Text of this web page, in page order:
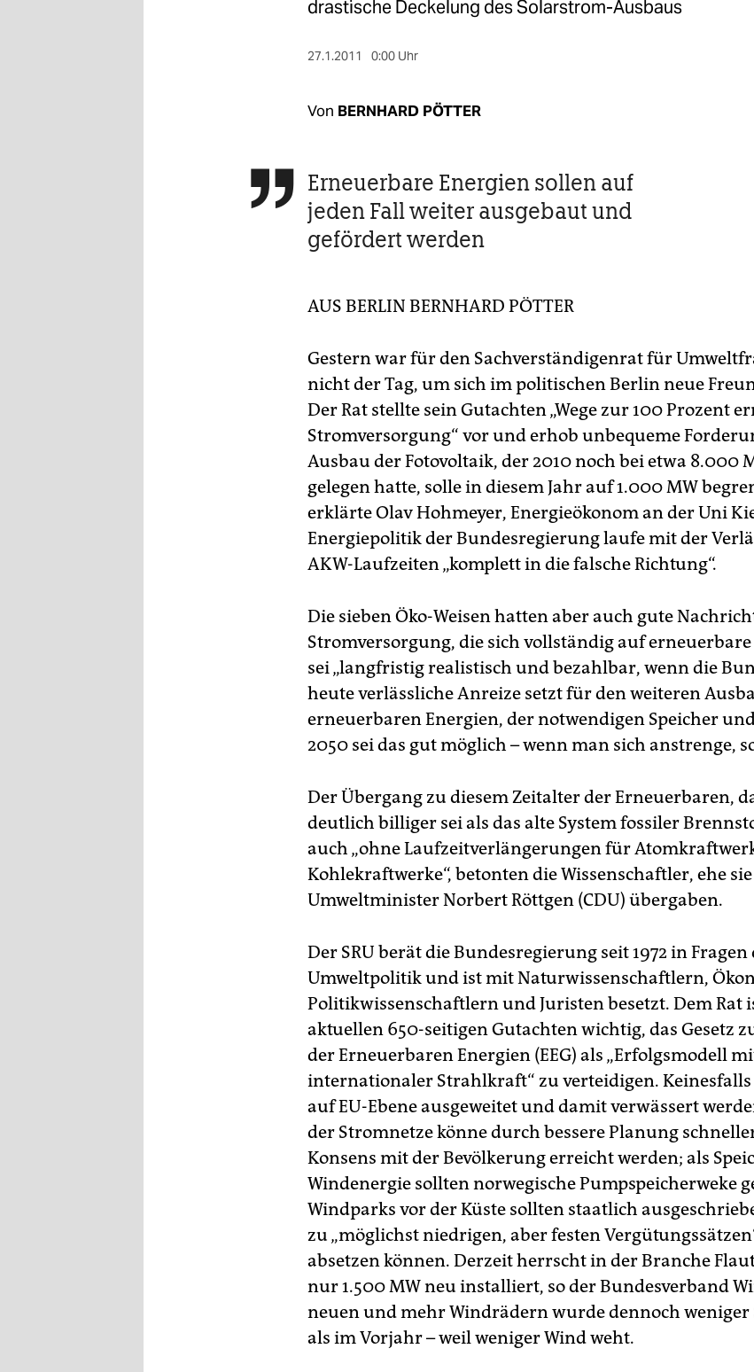
veranstaltungen
drastische Deckelung des Solarstrom-Ausbaus
27.1.2011 0:00 Uhr
Von BERNHARD PÖTTER
 Erneuerbare Energien sollen auf
jeden Fall weiter ausgebaut und
gefördert werden
AUS BERLIN BERNHARD PÖTTER
Gestern war für den Sachverständigenrat für
nicht der Tag, um sich im politischen Berlin neue
Der Rat stellte sein Gutachten „Wege zur 100 Prozent
Stromversorgung“ vor und erhob unbequeme
Ausbau der Fotovoltaik, der 2010 noch bei etwa 8.000
gelegen hatte, solle in diesem Jahr auf 1.000 MW
erklärte Olav Hohmeyer, Energieökonom an der Uni
Energiepolitik der Bundesregierung laufe mit der
AKW-Laufzeiten „komplett in die falsche Richtung“.
Die sieben Öko-Weisen hatten aber auch gute
Stromversorgung, die sich vollständig auf
sei „langfristig realistisch und bezahlbar, wenn die
heute verlässliche Anreize setzt für den weiteren
erneuerbaren Energien, der notwendigen Speicher und
2050 sei das gut möglich – wenn man sich anstrenge,
Der Übergang zu diesem Zeitalter der Erneuerbaren,
deutlich billiger sei als das alte System fossiler
auch „ohne Laufzeitverlängerungen für
Kohlekraftwerke“, betonten die Wissenschaftler, ehe
Umweltminister Norbert Röttgen (CDU) übergaben.
Der SRU berät die Bundesregierung seit 1972 in Fragen
Umweltpolitik und ist mit Naturwissenschaftlern,
Politikwissenschaftlern und Juristen besetzt. Dem Rat
aktuellen 650-seitigen Gutachten wichtig, das Gesetz
der Erneuerbaren Energien (EEG) als „Erfolgsmodell
internationaler Strahlkraft“ zu verteidigen. Keinesfalls
auf EU-Ebene ausgeweitet und damit verwässert
der Stromnetze könne durch bessere Planung
Konsens mit der Bevölkerung erreicht werden; als
Windenergie sollten norwegische Pumpspeicherweke
Windparks vor der Küste sollten staatlich
zu „möglichst niedrigen, aber festen
absetzen können. Derzeit herrscht in der Branche
nur 1.500 MW neu installiert, so der Bundesverband
neuen und mehr Windrädern wurde dennoch weniger
als im Vorjahr – weil weniger Wind weht.